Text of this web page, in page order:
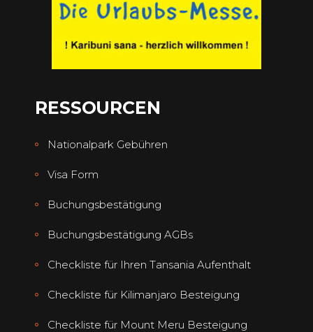
RESSOURCEN
Nationalpark Gebühren
Visa Form
Buchungsbestätigung
Buchungsbestätigung AGBs
Checkliste für Ihren Tansania Aufenthalt
Checkliste für Kilimanjaro Besteigung
Checkliste für Mount Meru Besteigung